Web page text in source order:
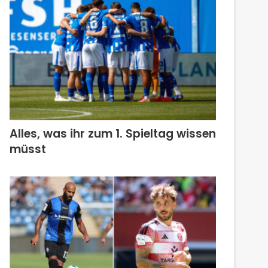
Alles, was ihr zum 1. Spieltag wissen
müsst